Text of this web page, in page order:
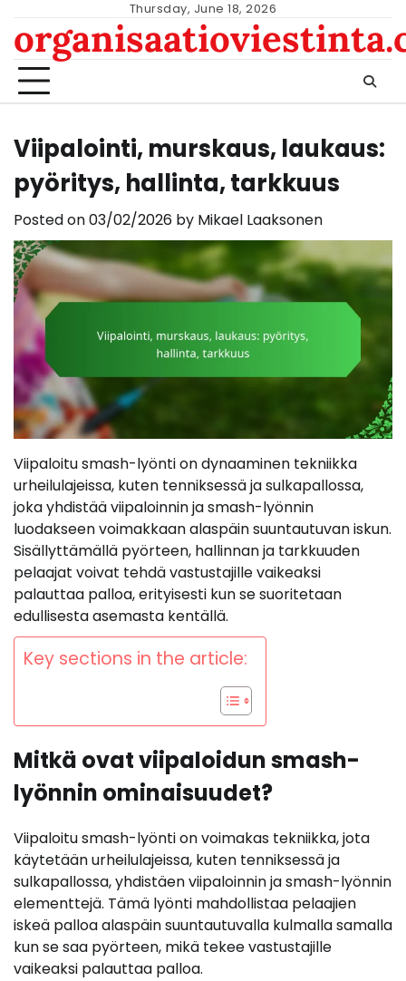
content
Thursday, June 18, 2026
Viipalointi, murskaus, laukaus:
pyöritys, hallinta, tarkkuus
Posted on03/02/2026 by Mikael Laaksonen
Viipaloitu smash-lyönti on dynaaminen tekniikka
urheilulajeissa, kuten tenniksessä ja sulkapallossa,
joka yhdistää viipaloinnin ja smash-lyönnin
luodakseen voimakkaan alaspäin suuntautuvan iskun.
Sisällyttämällä pyörteen, hallinnan ja tarkkuuden
pelaajat voivat tehdä vastustajille vaikeaksi
palauttaa palloa, erityisesti kun se suoritetaan
edullisesta asemasta kentällä.
Key sections in the article:
Mitkä ovat viipaloidun smash-
lyönnin ominaisuudet?
Viipaloitu smash-lyönti on voimakas tekniikka, jota
käytetään urheilulajeissa, kuten tenniksessä ja
sulkapallossa, yhdistäen viipaloinnin ja smash-lyönnin
elementtejä. Tämä lyönti mahdollistaa pelaajien
iskeä palloa alaspäin suuntautuvalla kulmalla samalla
kun se saa pyörteen, mikä tekee vastustajille
vaikeaksi palauttaa palloa.